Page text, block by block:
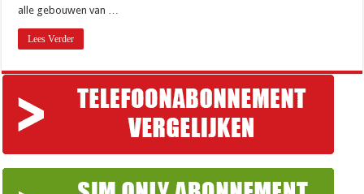
alle gebouwen van …
Lees Verder